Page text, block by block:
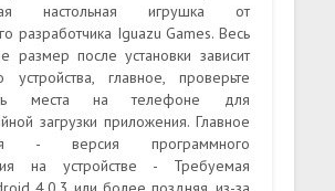
настольная игрушка от
разработчика Iguazu Games. Весь
размер после установки зависит
главное, проверьте
места на телефоне для
загрузки приложения. Главное
- версия программного
на устройстве - Требуемая